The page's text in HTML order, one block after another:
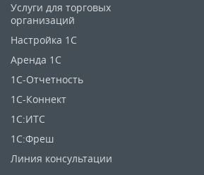
Услуги для торговых
организаций
Настройка 1С
Аренда 1С
1C-Отчетность
1С-Коннект
1С:ИТС
1С:Фреш
Линия консультации